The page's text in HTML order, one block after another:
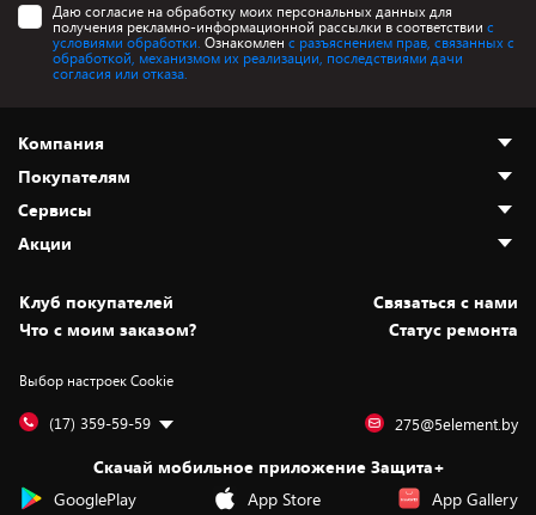
Даю согласие на обработку моих персональных данных для
получения рекламно-информационной рассылки в соответствии с
условиями обработки. Ознакомлен с разъяснением прав, связанных с
обработкой, механизмом их реализации, последствиями дачи
согласия или отказа.
Компания
О нас
Адреса магазинов
Новости
Статьи и обзоры
Вакансии
Дай пять добру!
Покупателям
Как сделать заказ
Оплата и доставка
Безналичный расчёт
Обмен и возврат товара
Обработка персональных данных
Подарочные карты
Сервисы
Установка техники
Для игровых консолей
Для мобильных устройств
Для компьютеров
Сервисные центры
Акции
Скидки и промокоды
Белорусские товары
Бонусы
Оплата частями
Новинки
Клуб покупателей
Cвязаться с нами
Что с моим заказом?
Статус ремонта
Выбор настроек Cookie
(17) 359-59-59 275@5element.by
Скачай мобильное приложение Защита+
GooglePlay
App Store App Gallery